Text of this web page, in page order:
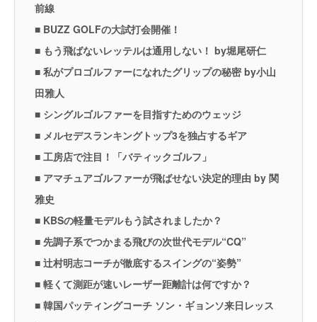
前線
■ BUZZ GOLFの大試打会開催！
■ もう飛ばないレッテルは通用しない！ by堀尾研仁
■ 私がプロゴルファーになれたグリップの秘密 by小山
田雅人
■ シングルゴルファーを目指すためのウェッジ
■ メルセデスランキングトップ3を独占するギア
■ 工房店で注目！「バティックゴルフ」
■ アマチュアゴルファーが飛ばせない決定的理由 by 関
雅史
■ KBSの軽量モデルもう試されましたか？
■ 先調子系でつかまる飛びの次世代モデル“CQ”
■ 辻村明志コーチが徹底するスイングの“姿勢”
■ 軽くて測距が速いレーザー距離計は何ですか？
■ 韓国パッティングコーチ ソン・ギョンソ来日レッス